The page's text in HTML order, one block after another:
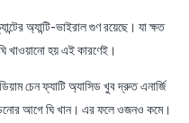
অ্যান্টি-ভাইরাল গুণ রয়েছে। যা ক্ষত
খাওয়ানো হয় এই কারণেই।
চেন ফ্যাটি অ্যাসিড খুব দ্রুত এনার্জি
আগে ঘি খান। এর ফলে ওজনও কমে।